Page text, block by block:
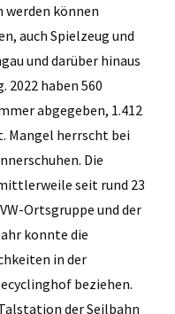
werden können
auch Spielzeug und
und darüber hinaus
2022 haben 560
abgegeben, 1.412
Mangel herrscht bei
Die
seit rund 23
Ortsgruppe und der
konnte die
in der
beziehen.
der Seilbahn